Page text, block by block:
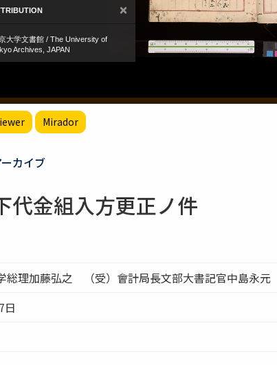
Mirador
カイブ
代金組入方更正ノ件
総理加藤弘之 （受）會計局長文部大書記官中島永元
日